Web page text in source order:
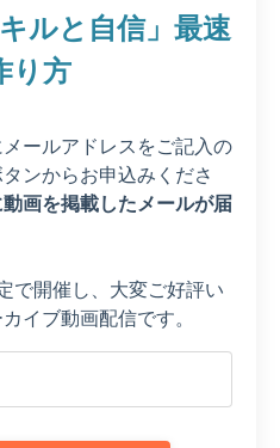
ルと自信」最速
り方
ールアドレスをご記入の
ンからお申込みくださ
画を掲載したメールが届
で開催し、大変ご好評い
イブ動画配信です。